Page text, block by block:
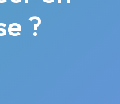
?